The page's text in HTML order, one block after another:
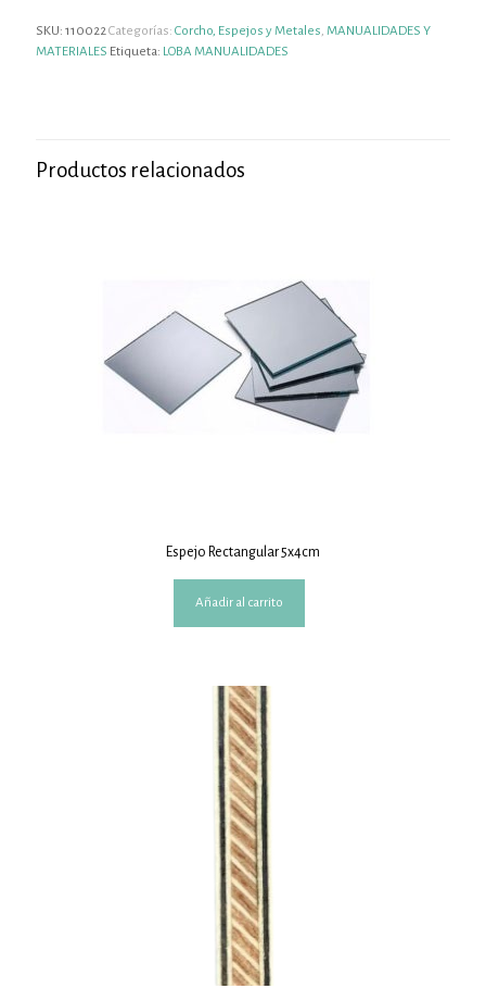
SKU: 110022Categorías: Corcho, Espejos y Metales, MANUALIDADES Y
MATERIALES Etiqueta: LOBA MANUALIDADES
Productos relacionados
Espejo Rectangular 5x4cm
Añadir al carrito